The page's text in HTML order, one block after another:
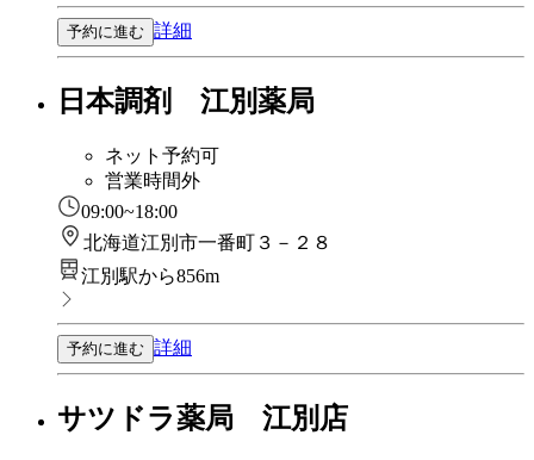
予約に進む 詳細
日本調剤 江別薬局
ネット予約可
営業時間外
09:00~18:00
北海道江別市一番町３－２８
江別駅から856m
予約に進む 詳細
サツドラ薬局 江別店